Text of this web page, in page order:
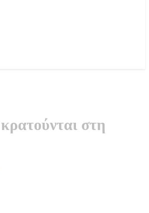
στη